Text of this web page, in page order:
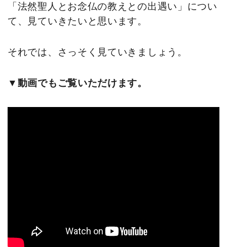
「法然聖人とお念仏の教えとの出遇い」につい
て、見ていきたいと思います。
それでは、さっそく見ていきましょう。
▼動画でもご覧いただけます。